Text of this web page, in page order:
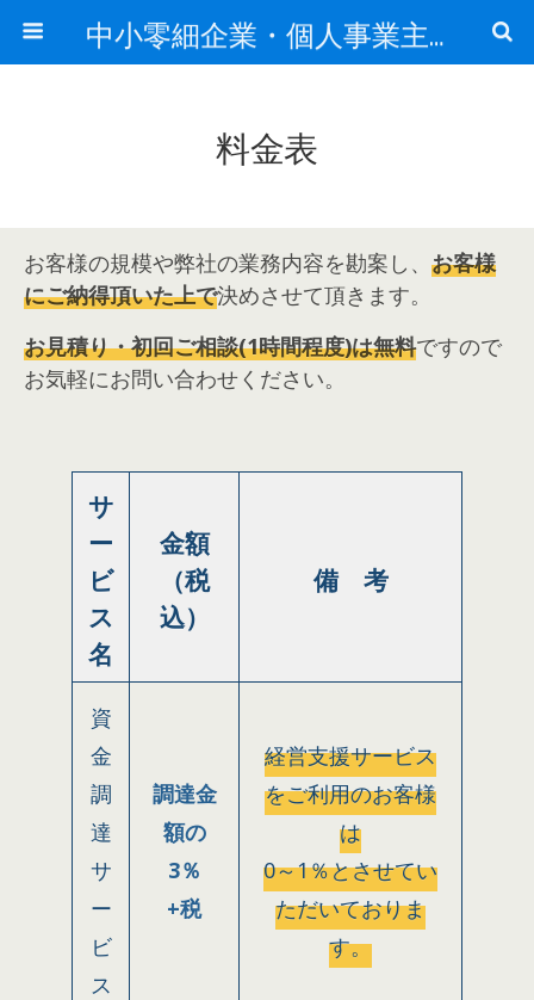
中小零細企業・個人事業主の経営サポート
料金表
お客様の規模や弊社の業務内容を勘案し、 お客様
にご納得頂いた上で決めさせて頂きます。
お見積り・初回ご相談(1時間程度)は無料ですので
お気軽にお問い合わせください。
サ
ー
ビ
ス
名
金額
（税
込）
備 考
資
金
調
達
サ
ー
ビ
ス
調達金
額の
3％
+税
経営支援サービス
をご利用のお客様
は
0～1％とさせてい
ただいておりま
す。